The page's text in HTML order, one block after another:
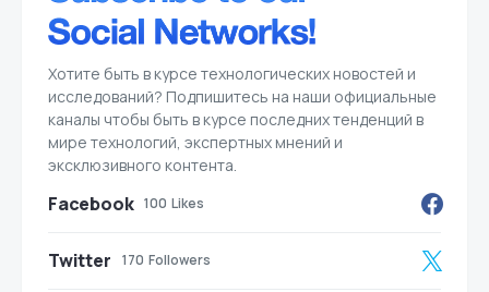
Хотите быть в курсе технологических новостей и
исследований? Подпишитесь на наши официальные
каналы чтобы быть в курсе последних тенденций в
мире технологий, экспертных мнений и
эксклюзивного контента.
Facebook 100 Likes
Twitter 170 Followers